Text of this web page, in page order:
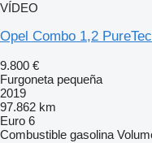
VÍDEO
Opel Combo 1,2
9.800 €
Furgoneta pequeña
2019
97.862 km
Euro 6
Combustible gasolina